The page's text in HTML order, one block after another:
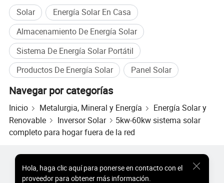
Solar
Energía Solar En Casa
Almacenamiento De Energía Solar
Sistema De Energía Solar Portátil
Productos De Energía Solar
Panel Solar
Navegar por categorías
Inicio Metalurgia, Mineral y Energía
Energía Solar y
Renovable
Inversor Solar
5kw-60kw sistema solar
completo para hogar fuera de la red
Hola, haga clic aquí para ponerse en contacto con el
proveedor para obtener más información.
Precio de Productos Populares
Productos Populares al por Mayor
Comprador de Estrella